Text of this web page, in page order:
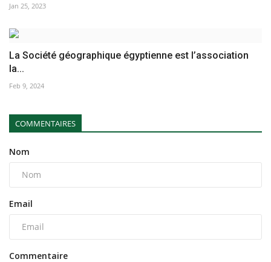
Jan 25, 2023
La Société géographique égyptienne est l’association
la...
Feb 9, 2024
COMMENTAIRES
Nom
Email
Commentaire